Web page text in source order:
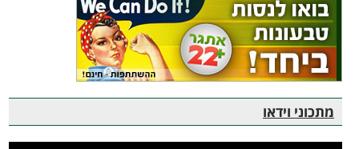
מתכוני וידאו